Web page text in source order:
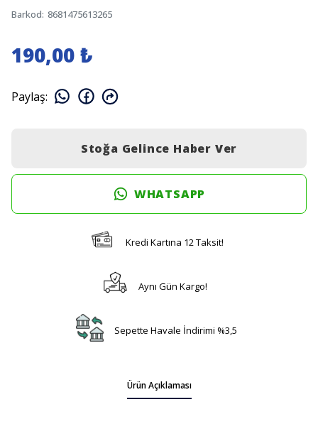
Barkod: 8681475613265
190,00 ₺
Paylaş:
Stoğa Gelince Haber Ver
WHATSAPP
Kredi Kartına 12 Taksit!
Aynı Gün Kargo!
Sepette Havale İndirimi %3,5
Ürün Açıklaması